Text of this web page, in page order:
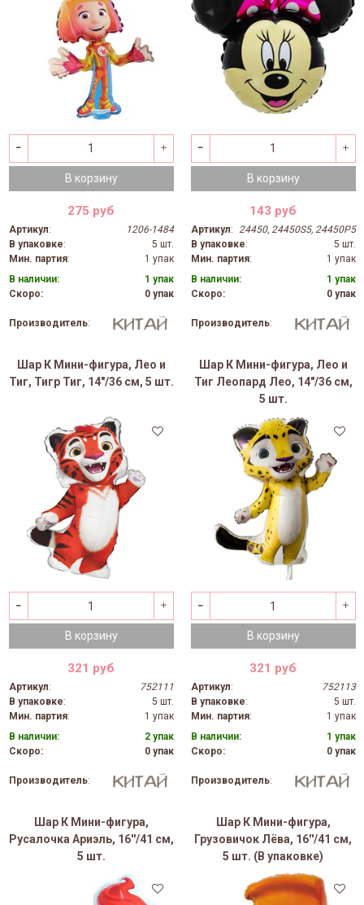
В корзину
275 руб
Артикул:
1206-1484
В упаковке:
5 шт.
Мин. партия:
1 упак
В наличии:
1 упак
Скоро:
0 упак
Производитель:
В корзину
143 руб
Артикул:
24450, 24450S5, 24450P5
В упаковке:
5 шт.
Мин. партия:
1 упак
В наличии:
1 упак
Скоро:
0 упак
Производитель:
Шар К Мини-фигура, Лео и
Тиг, Тигр Тиг, 14"/36 см, 5 шт.
В корзину
321 руб
Артикул:
752111
В упаковке:
5 шт.
Мин. партия:
1 упак
В наличии:
2 упак
Скоро:
0 упак
Производитель:
Шар К Мини-фигура, Лео и
Тиг Леопард Лео, 14"/36 см,
5 шт.
В корзину
321 руб
Артикул:
752113
В упаковке:
5 шт.
Мин. партия:
1 упак
В наличии:
1 упак
Скоро:
0 упак
Производитель:
Шар К Мини-фигура,
Русалочка Ариэль, 16''/41 см,
5 шт.
Шар К Мини-фигура,
Грузовичок Лёва, 16''/41 см,
5 шт. (В упаковке)